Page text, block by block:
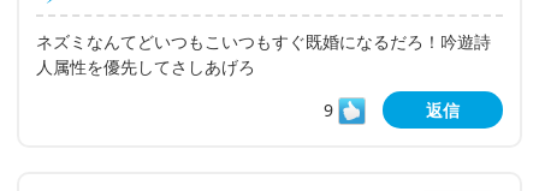
ネズミなんてどいつもこいつもすぐ既婚になるだろ！吟遊詩
人属性を優先してさしあげろ
9
返信